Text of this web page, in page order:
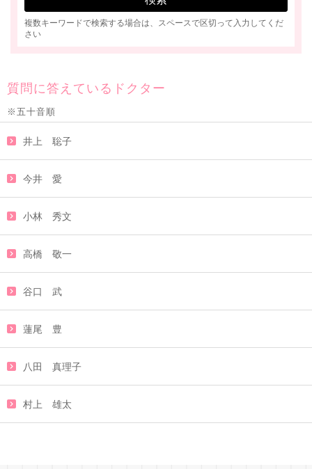
複数キーワードで検索する場合は、スペースで区切って入力してくだ
さい
質問に答えているドクター
※五十音順
井上 聡子
今井 愛
小林 秀文
高橋 敬一
谷口 武
蓮尾 豊
八田 真理子
村上 雄太